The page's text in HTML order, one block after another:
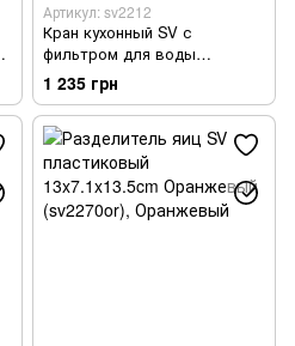
Артикул: sv2212
Кран кухонный SV с
фильтром для воды
Серебристый (sv2212)
1 235 грн